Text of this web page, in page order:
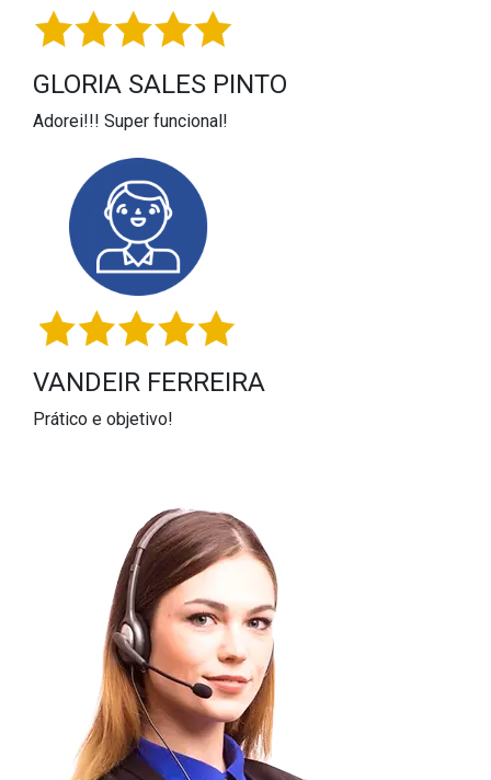
GLORIA SALES PINTO
Adorei!!! Super funcional!
VANDEIR FERREIRA
Prático e objetivo!